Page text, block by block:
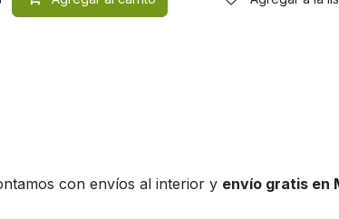
con envíos al interior y envío gratis en